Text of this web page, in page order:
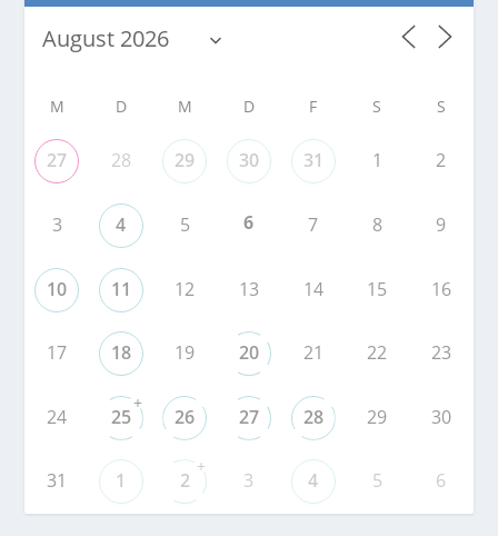
M D M D F S S
27 28 29 30 31 1 2
3 4 5 6 7 8 9
10 11 12 13 14 15 16
17 18 19 20 21 22 23
24 25
+
26 27 28 29 30
31 1 2
+
3 4 5 6